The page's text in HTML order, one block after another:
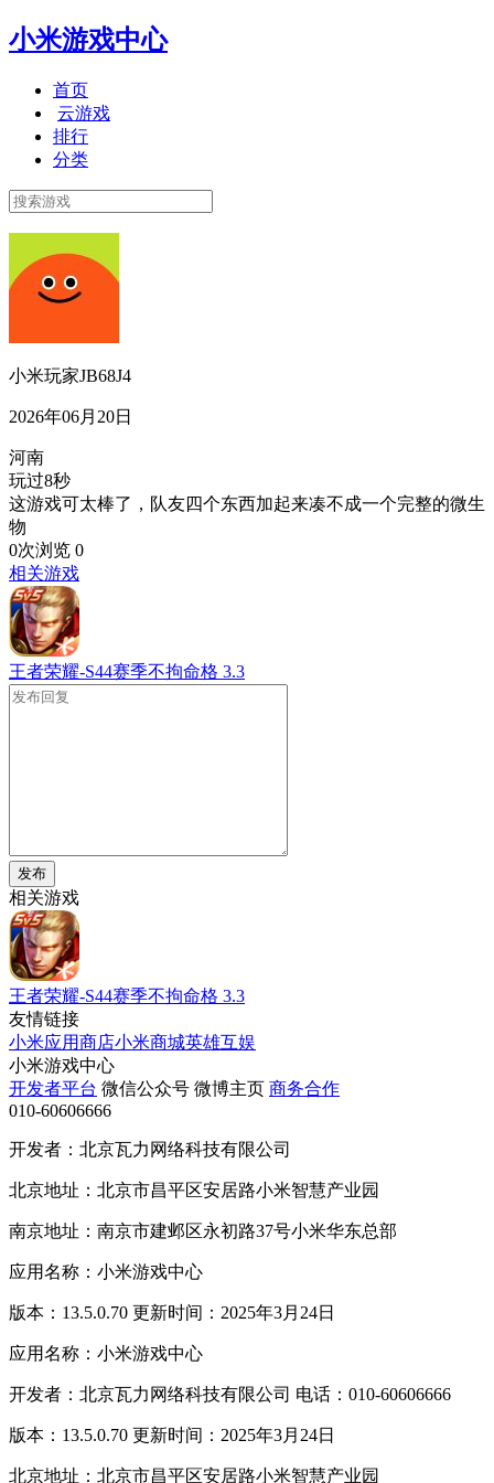
小米游戏中心
首页
云游戏
排行
分类
小米玩家JB68J4
2026年06月20日
河南
玩过8秒
这游戏可太棒了，队友四个东西加起来凑不成一个完整的微生
物
0次浏览 0
相关游戏
王者荣耀-S44赛季不拘命格 3.3
发布
相关游戏
王者荣耀-S44赛季不拘命格 3.3
友情链接
小米应用商店小米商城英雄互娱
小米游戏中心
开发者平台 微信公众号 微博主页 商务合作
010-60606666
开发者：北京瓦力网络科技有限公司
北京地址：北京市昌平区安居路小米智慧产业园
南京地址：南京市建邺区永初路37号小米华东总部
应用名称：小米游戏中心
版本：13.5.0.70 更新时间：2025年3月24日
应用名称：小米游戏中心
开发者：北京瓦力网络科技有限公司 电话：010-60606666
版本：13.5.0.70 更新时间：2025年3月24日
北京地址：北京市昌平区安居路小米智慧产业园